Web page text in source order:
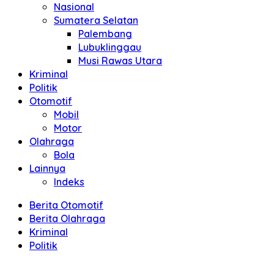
Nasional
Sumatera Selatan
Palembang
Lubuklinggau
Musi Rawas Utara
Kriminal
Politik
Otomotif
Mobil
Motor
Olahraga
Bola
Lainnya
Indeks
Berita Otomotif
Berita Olahraga
Kriminal
Politik